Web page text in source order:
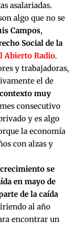
asalariadas.
algo que no se
Campos,
Social de la
Abierto Radio.
y trabajadoras,
el de
muy
consecutivo
y es algo
la economía
con alzas y
se
en mayo de
de la caída
al año
encontrar un